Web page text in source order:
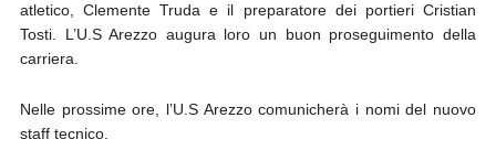
atletico, Clemente Truda e il preparatore dei portieri Cristian
Tosti. L’U.S Arezzo augura loro un buon proseguimento della
carriera.
Nelle prossime ore, l’U.S Arezzo comunicherà i nomi del nuovo
staff tecnico.